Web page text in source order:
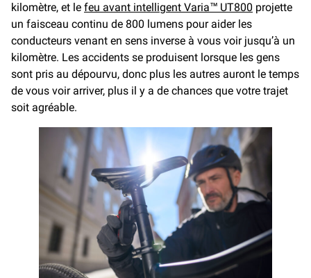
kilomètre, et le feu avant intelligent Varia™ UT800 projette
un faisceau continu de 800 lumens pour aider les
conducteurs venant en sens inverse à vous voir jusqu’à un
kilomètre. Les accidents se produisent lorsque les gens
sont pris au dépourvu, donc plus les autres auront le temps
de vous voir arriver, plus il y a de chances que votre trajet
soit agréable.